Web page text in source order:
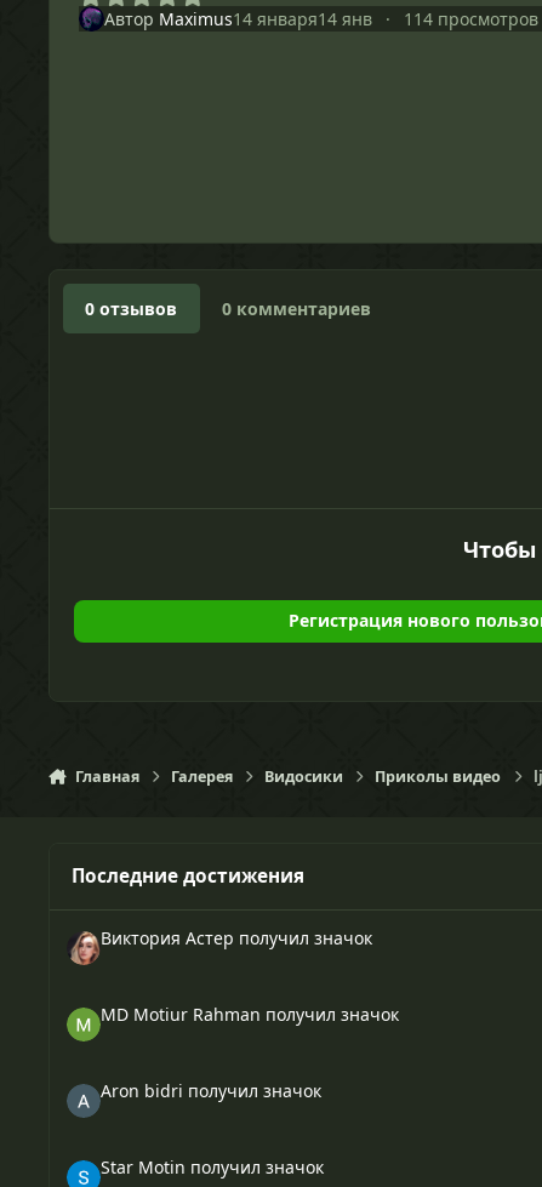
Автор Maximus14 января14 янв 114 просмотров
0 отзывов 0 комментариев
Чтобы
Регистрация нового
Главная Галерея Видосики Приколы видео
Последние достижения
Виктория Астер получил значок
MD Motiur Rahman получил значок
Aron bidri получил значок
Star Motin получил значок